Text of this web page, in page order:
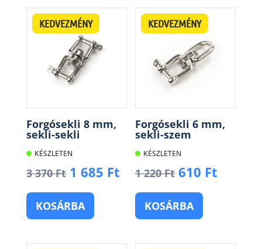
KEDVEZMÉNY
Forgósekli 8 mm,
sekli-sekli
KÉSZLETEN
3 370Ft Original
was:
3
1 685 FtCurrent
KOSÁRBA
KEDVEZMÉNY
Forgósekli 6 mm,
sekli-szem
KÉSZLETEN
1 220Ft Original
was:
1
610 Ft
KOSÁRBA